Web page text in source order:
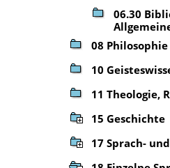
06.30
08 Philosophie
10
11 Theologie,
15 Geschichte
17 Sprach-